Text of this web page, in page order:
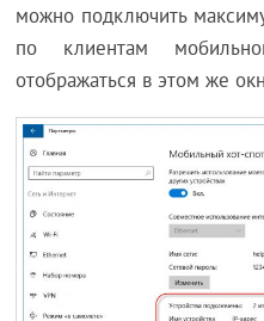
можно подключить
по клиентам
отображаться в этом же